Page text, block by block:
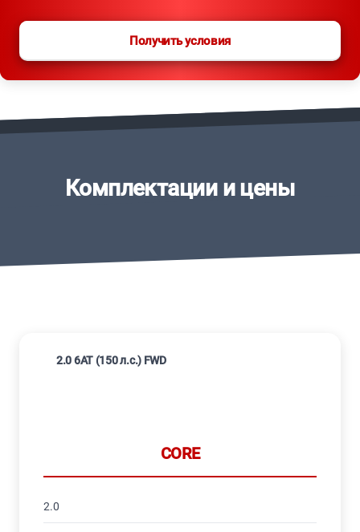
Получить условия
Комплектации и цены
2.0 6AT (150 л.с.) FWD
CORE
2.0